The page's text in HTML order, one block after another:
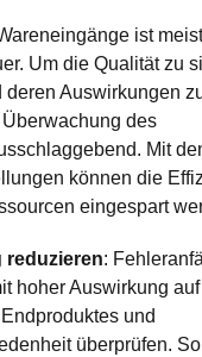
ist
Um die Qualität zu
deren Auswirkungen
des
Mit
können die
eingespart
reduzieren:
hoher Auswirkung
und
überprüfen.